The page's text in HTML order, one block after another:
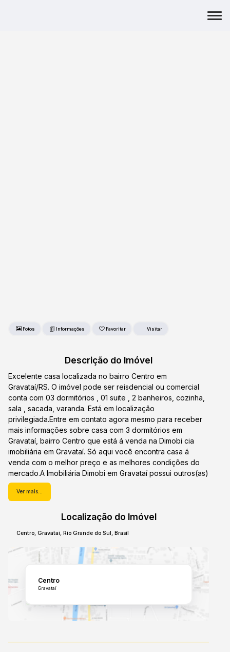
Fotos Favoritar
Descrição do Imóvel
Excelente casa localizada no bairro Centro em
Gravataí/RS. O imóvel pode ser reisdencial ou comercial
conta com 03 dormitórios , 01 suite , 2 banheiros, cozinha,
sala , sacada, varanda. Está em localização
privilegiada.Entre em contato agora mesmo para receber
mais informações sobre casa com 3 dormitórios em
Gravataí, bairro Centro que está á venda na Dimobi cia
imobiliária em Gravataí. Só aqui você encontra casa á
venda com o melhor preço e as melhores condições do
mercado.A Imobiliária Dimobi em Gravataí possui outros(as)
casas para Venda em Gravataí esperando por você.Venha
conferir
Ver mais...
Localização do Imóvel
Centro,Gravataí,Rio Grande do Sul,Brasil
Centro
Gravataí